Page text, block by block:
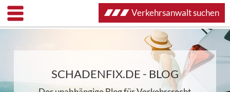
SCHADENFIX.DE - BLOG
Verkehrsanwalt suchen